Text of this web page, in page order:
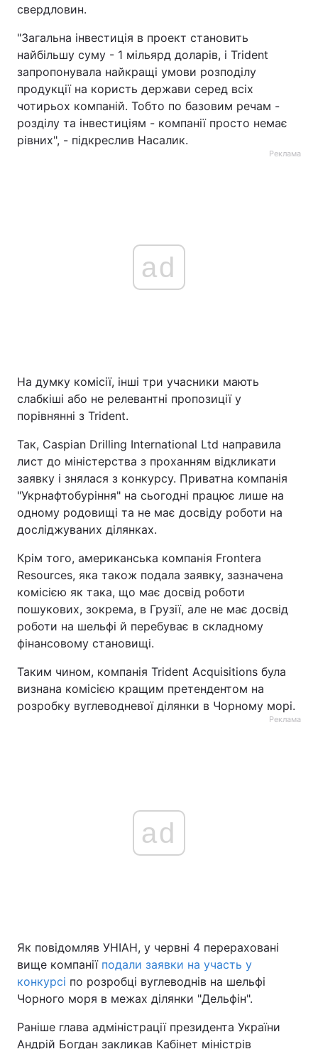
свердловин.
"Загальна інвестиція в проект становить
найбільшу суму - 1 мільярд доларів, і Trident
запропонувала найкращі умови розподілу
продукції на користь держави серед всіх
чотирьох компаній. Тобто по базовим речам -
розділу та інвестиціям - компанії просто немає
рівних", - підкреслив Насалик.
Реклама
ad
На думку комісії, інші три учасники мають
слабкіші або не релевантні пропозиції у
порівнянні з Trident.
Так, Caspian Drilling International Ltd направила
лист до міністерства з проханням відкликати
заявку і знялася з конкурсу. Приватна компанія
"Укрнафтобуріння" на сьогодні працює лише на
одному родовищі та не має досвіду роботи на
досліджуваних ділянках.
Крім того, американська компанія Frontera
Resources, яка також подала заявку, зазначена
комісією як така, що має досвід роботи
пошукових, зокрема, в Грузії, але не має досвід
роботи на шельфі й перебуває в складному
фінансовому становищі.
Таким чином, компанія Trident Acquisitions була
визнана комісією кращим претендентом на
розробку вуглеводневої ділянки в Чорному морі.
Реклама
ad
Як повідомляв УНІАН, у червні 4 перераховані
вище компанії подали заявки на участь у
конкурсі по розробці вуглеводнів на шельфі
Чорного моря в межах ділянки "Дельфін".
Раніше глава адміністрації президента України
Андрій Богдан закликав Кабінет міністрів